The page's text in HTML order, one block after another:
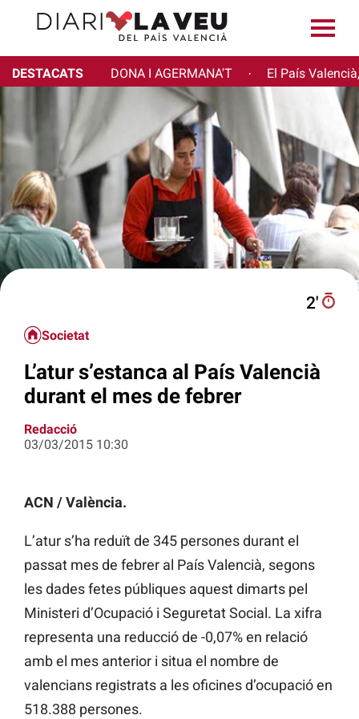
DESTACATS DONA I AGERMANA'T · El País
2′
Societat
L’atur s’estanca al País Valencià
durant el mes de febrer
Redacció
03/03/2015 10:30
ACN / València.
L’atur s’ha reduït de 345 persones durant el
passat mes de febrer al País Valencià, segons
les dades fetes públiques aquest dimarts pel
Ministeri d’Ocupació i Seguretat Social. La xifra
representa una reducció de -0,07% en relació
amb el mes anterior i situa el nombre de
valencians registrats a les oficines d’ocupació en
518.388 persones.